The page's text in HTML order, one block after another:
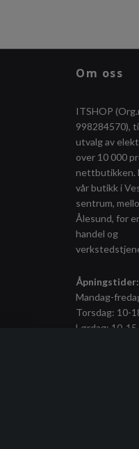
Om oss
ITSHOP
998284570),
utvalg av
over 10 000
nettbutikken.
vår butikk i
sentrum,
Ålesund, for
handel og
Åpningstider:
Mandag-
Torsdag: 10-
Lørdag: 10-15